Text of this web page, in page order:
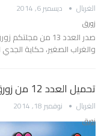
الغربال
ديسمبر 6, 2014
زورق
صدر العدد 13 من
والغراب الصغير، حكاية
تحميل العدد 12 من زورق
الغربال
نوفمبر 18, 2014
زورق